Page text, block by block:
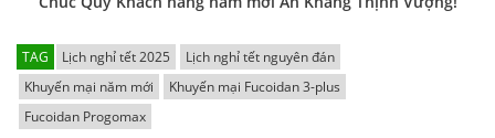
TAG Lịch nghỉ tết 2025
Lịch nghỉ tết nguyên đán
Khuyến mại năm mới
Khuyến mại Fucoidan 3-plus
Fucoidan Progomax